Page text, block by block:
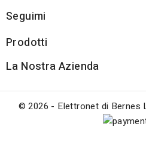
Seguimi
Prodotti
La Nostra Azienda
© 2026 - Elettronet di Bernes